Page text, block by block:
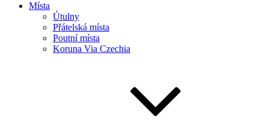
Místa
Útulny
Přátelská místa
Poutní místa
Koruna Via Czechia